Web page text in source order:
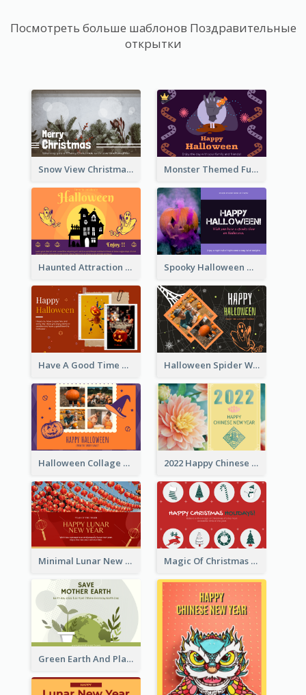
Посмотреть больше шаблонов Поздравительные
открытки
Snow View Christmas Card With Simple Design Monster Themed Fun Halloween Greeting Card
Haunted Attraction Themed Halloween Card Spooky Halloween Greeting Card
Have A Good Time This Halloween Greeting Card Halloween Spider Web Greeting Card
Halloween Collage Greeting Card 2022 Happy Chinese New Year Flower Photo Greeting Card
Minimal Lunar New Year Celebration Greeting Card Magic Of Christmas Holidays Greeting Card
Green Earth And Plants Illustrations Greeting Card